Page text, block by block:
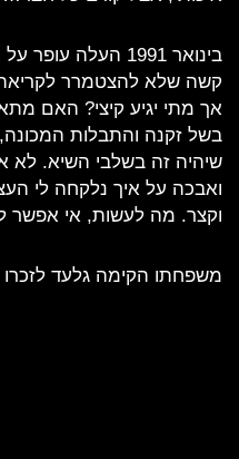
בינואר 1991
קשה שלא להצטמרר
אך מתי יגיע קיצי? האם
בשל זקנה והתבלות
שיהיה זה בשלבי השיא. לא
ואבכה על איך נלקחה לי
וקצר. מה לעשות, אי אפשר
משפחתו הקימה גלעד